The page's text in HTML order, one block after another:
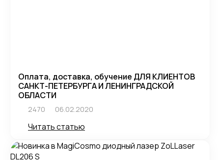
Оплата, доставка, обучение ДЛЯ КЛИЕНТОВ
САНКТ-ПЕТЕРБУРГА И ЛЕНИНГРАДСКОЙ
ОБЛАСТИ
2470 06.02.2020
Читать статью